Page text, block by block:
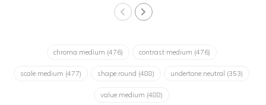
chroma:medium (476) contrast:medium (476)
scale:medium (477) shape:round (488) undertone:neutral (353)
value:medium (488)